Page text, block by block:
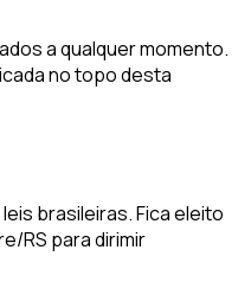
a qualquer momento.
no topo desta
brasileiras. Fica eleito
/RS para dirimir